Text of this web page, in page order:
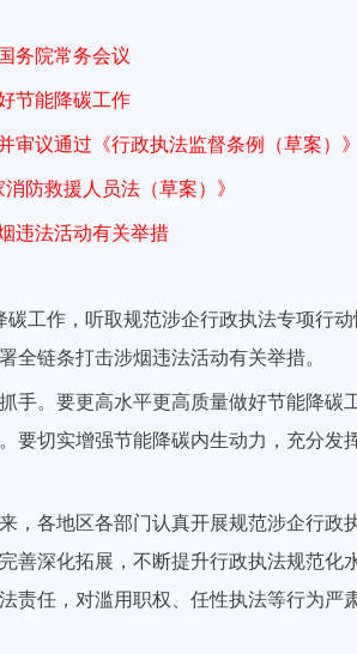
务院常务会议
节能降碳工作
议通过《行政执法监督条例（草案）》
防救援人员法（草案）》
违法活动有关举措
工作，听取规范涉企行政执法专项行
全链条打击涉烟违法活动有关举措。
。要更高水平更高质量做好节能降碳
切实增强节能降碳内生动力，充分发
各地区各部门认真开展规范涉企行政
深化拓展，不断提升行政执法规范化
任，对滥用职权、任性执法等行为严